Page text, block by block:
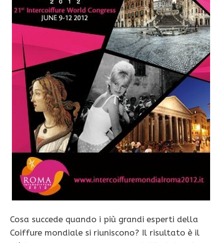
Cosa succede quando i più grandi esperti della
Coiffure mondiale si riuniscono? Il risultato è il